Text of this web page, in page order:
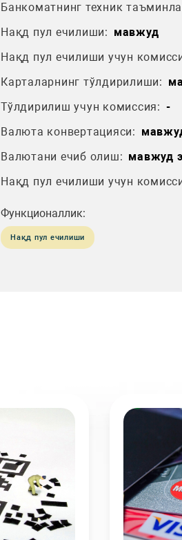
Банкоматнинг техник
Нақд пул ечилиши: мавжуд
Нақд пул ечилиши учун
Карталарнинг тўлдирилиши:
Тўлдирилиш учун комиссия: -
Валюта конвертацияси:
Валютани ечиб олиш: мавжуд
Нақд пул ечилиши учун
Функционаллик:
Нақд пул ечилиши